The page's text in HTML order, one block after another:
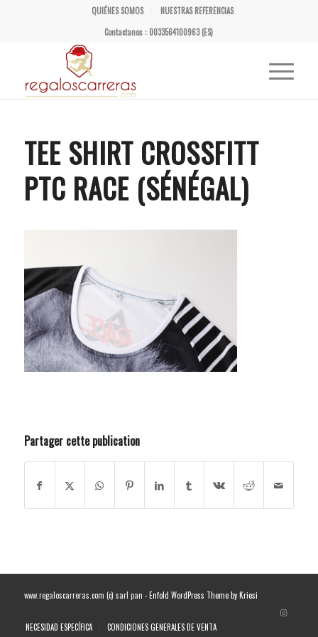
QUIÉNES SOMOS
NUESTRAS REFERENCIAS
Contactanos : 0033564100963 (ES)
TEE SHIRT CROSSFITT
PTC RACE (SÉNÉGAL)
Partager cette publication
www.regaloscarreras.com (c) sarl pan -Enfold WordPress Theme by Kriesi
NECESIDAD ESPECÍFICA CONDICIONES GENERALES DE VENTA